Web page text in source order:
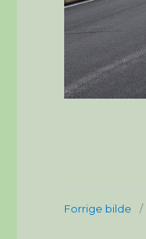
Forrige bilde